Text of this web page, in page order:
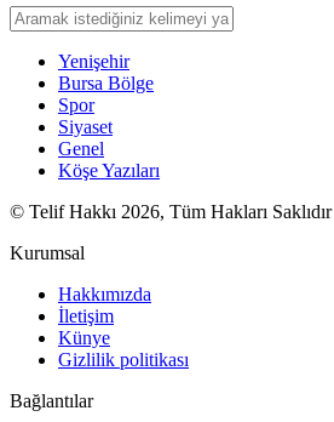
Yenişehir
Bursa Bölge
Spor
Siyaset
Genel
Köşe Yazıları
© Telif Hakkı 2026, Tüm Hakları Saklıdır
Kurumsal
Hakkımızda
İletişim
Künye
Gizlilik politikası
Bağlantılar